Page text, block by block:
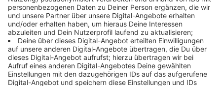
außerdem muss für Begegnungen innerhalb von
geschlossenen Räumlichkeiten wie zum Beispiel
Zelten ein Sitzplan erstellt werden.
Der Kläger hält das zum Teil für
unverhältnismäßig, das Gericht nicht.
Dass die Stadt allerdings bei Verstößen ein